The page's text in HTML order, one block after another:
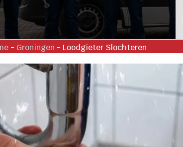
- Groningen - Loodgieter Slochteren